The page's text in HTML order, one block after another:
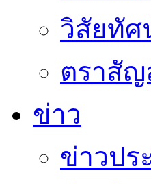
วิสัยทัศ
ตราสั
ข่าว
ข่าวปร